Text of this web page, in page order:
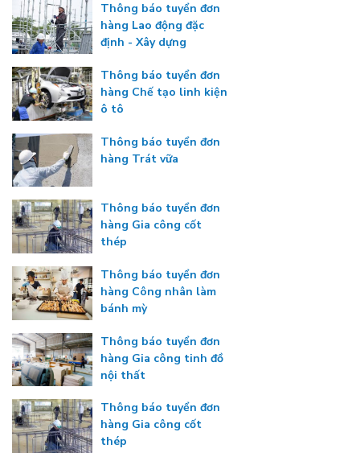
Thông báo tuyển đơn
hàng Lao động đặc
định - Xây dựng
Thông báo tuyển đơn
hàng Chế tạo linh kiện
ô tô
Thông báo tuyển đơn
hàng Trát vữa
Thông báo tuyển đơn
hàng Gia công cốt
thép
Thông báo tuyển đơn
hàng Công nhân làm
bánh mỳ
Thông báo tuyển đơn
hàng Gia công tinh đồ
nội thất
Thông báo tuyển đơn
hàng Gia công cốt
thép